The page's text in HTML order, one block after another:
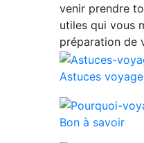
venir prendre
utiles qui vous
préparation de
Astuces
Bon à savoir